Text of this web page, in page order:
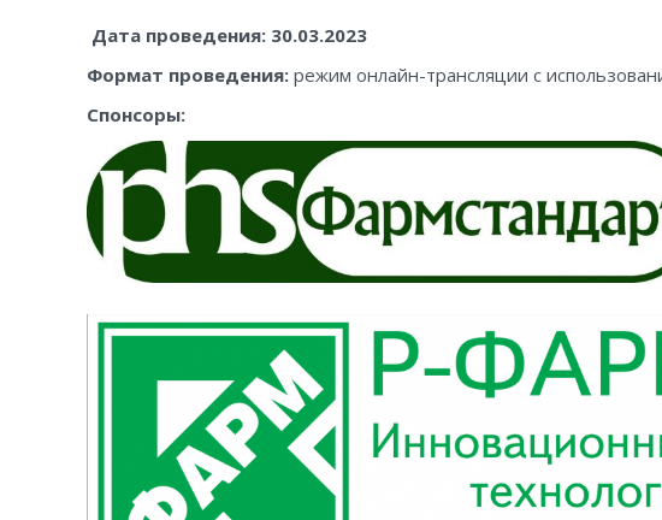
Дата проведения: 30.03.2023
Формат проведения: режим онлайн-трансляции с
Спонсоры: